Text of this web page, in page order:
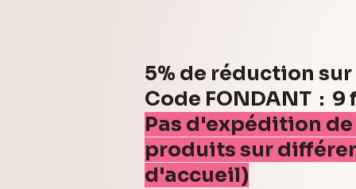
5% de réduction
Code FONDANT : 9
Pas d'expédition
produits sur
d'accueil)